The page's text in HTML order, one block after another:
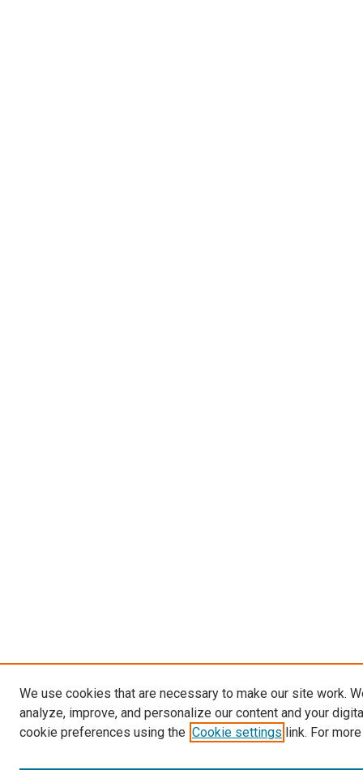
We use cookies that are necessary to make our site work.
analyze, improve, and personalize our content and your
cookie preferences using the Cookie settings link. For